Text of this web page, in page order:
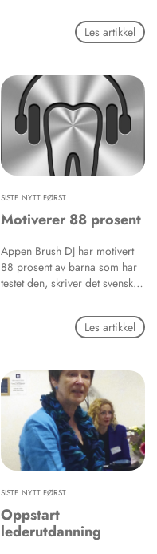
Les artikkel
SISTE NYTT FØRST
Motiverer 88 prosent
Appen Brush DJ har motivert
88 prosent av barna som har
testet den, skriver det svenske
Tannpussapplikasjonen som
først og fremst spiller musikk i
skylle, pusse tenner to ganger
om dagen, bruke tanntråd og
bytte tannbørste hver tredje
måned.
Les artikkel
SISTE NYTT FØRST
Oppstart
lederutdanning